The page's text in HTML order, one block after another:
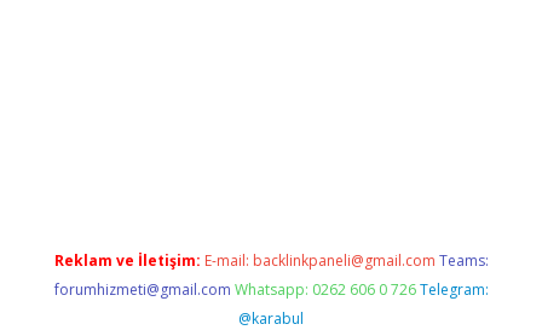
Reklam ve İletişim: E-mail: backlinkpaneli@gmail.com Teams:
forumhizmeti@gmail.com Whatsapp: 0262 606 0 726 Telegram:
@karabul